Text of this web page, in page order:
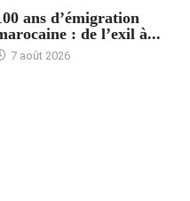
ans d’émigration
: de l’exil à...
7 août 2026